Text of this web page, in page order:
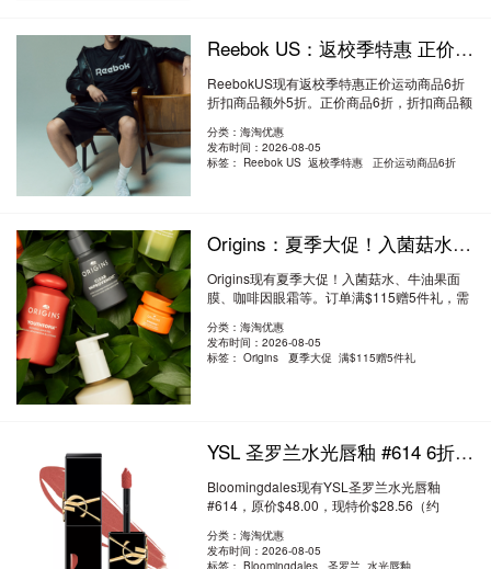
Reebok US：返校季特惠 正价运动商品6折 折扣商品额外5折
ReebokUS现有返校季特惠正价运动商品6折
折扣商品额外5折。正价商品6折，折扣商品额
分类：海淘优惠
发布时间：2026-08-05
标签： Reebok US 返校季特惠 正价运动商品6折
Origins：夏季大促！入菌菇水、牛油果面膜、咖啡因眼霜等 满$115送5件礼
Origins现有夏季大促！入菌菇水、牛油果面
膜、咖啡因眼霜等。订单满$115赠5件礼，需
分类：海淘优惠
发布时间：2026-08-05
标签：Origins 夏季大促 满$115赠5件礼
YSL 圣罗兰水光唇釉 #614 6折 $28.56（约193.2元）
Bloomingdales现有YSL圣罗兰水光唇釉
#614，原价$48.00，现特价$28.56（约
分类：海淘优惠
发布时间：2026-08-05